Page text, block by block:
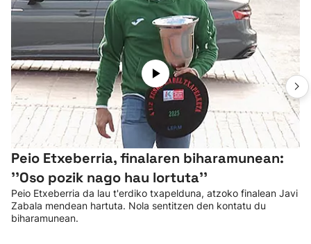
Peio Etxeberria, finalaren biharamunean:
''Oso pozik nago hau lortuta''
Peio Etxeberria da lau t'erdiko txapelduna, atzoko finalean Javi
Zabala mendean hartuta. Nola sentitzen den kontatu du
biharamunean.